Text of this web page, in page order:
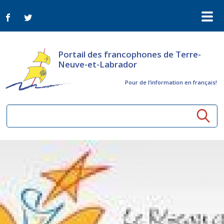
Portail des francophones de Terre-
Neuve-et-Labrador
Pour de l‘information en français!
Ressources communautaires
Activités à distance
ConnectAînés
Arts et culture
Appels d'offres du secteur culturel
Plan de Développement Global
Organismes
Nouvelles
Bulletin Le FrancoTNL